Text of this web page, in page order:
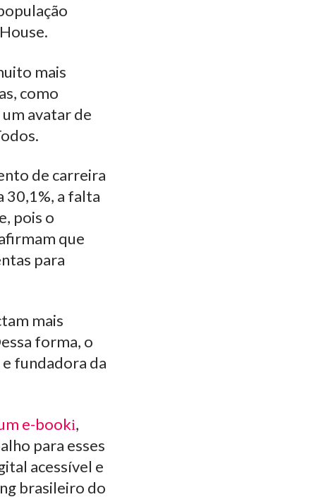
mais
como
avatar de
de carreira
30,1%, a falta
pois o
que
para
mais
forma, o
e fundadora da
e-book ,
para esses
acessível e
brasileiro do